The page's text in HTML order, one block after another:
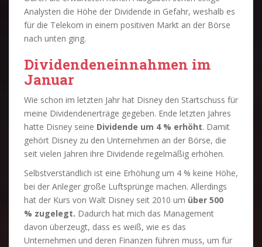
Analysten die Höhe der Dividende in Gefahr, weshalb es
für die Telekom in einem positiven Markt an der Börse
nach unten ging.
Dividendeneinnahmen im
Januar
Wie schon im letzten Jahr hat Disney den Startschuss für
meine Dividendenerträge gegeben. Ende letzten Jahres
hatte Disney seine Dividende um 4 % erhöht. Damit
gehört Disney zu den Unternehmen an der Börse, die
seit vielen Jahren ihre Dividende regelmäßig erhöhen.
Selbstverständlich ist eine Erhöhung um 4 % keine Höhe,
bei der Anleger große Luftsprünge machen. Allerdings
hat der Kurs von Walt Disney seit 2010 um über 500
% zugelegt. Dadurch hat mich das Management
davon überzeugt, dass es weiß, wie es das
Unternehmen und deren Finanzen führen muss, um für